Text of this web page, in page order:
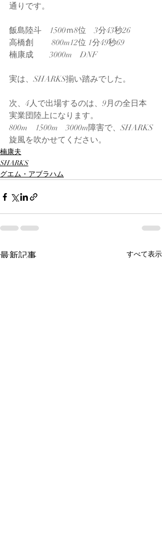
通りです。
飯島陸斗　1500ｍ8位　3分43秒26
高橋創　　 800m12位 1分49秒69
楠康成　　3000m　DNF
実は、SHARKS揃い踏みでした。
次、4人で出場するのは、9月の全日本
実業団陸上になります。
800m　1500m　3000m障害で、SHARKS
旋風を吹かせてください。
楠康夫
SHARKS
グエム・アブラハム
最新記事 すべて表示